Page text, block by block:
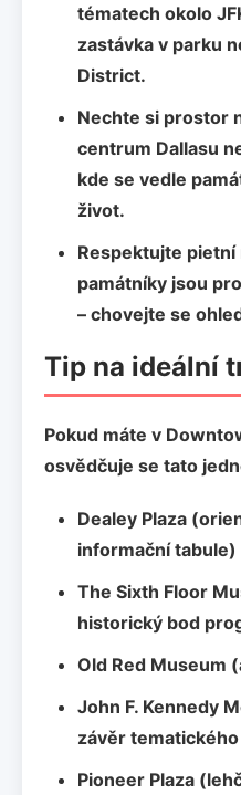
tématech okolo
zastávka v parku
District.
Nechte si prostor
centrum Dallasu
kde se vedle
život.
Respektujte pietní
památníky jsou
– chovejte se
Tip na ideální
Pokud máte v
osvědčuje se tato
Dealey Plaza
informační tabule)
The Sixth Floor
historický bod
Old Red Museum
John F. Kennedy
závěr
Pioneer Plaza